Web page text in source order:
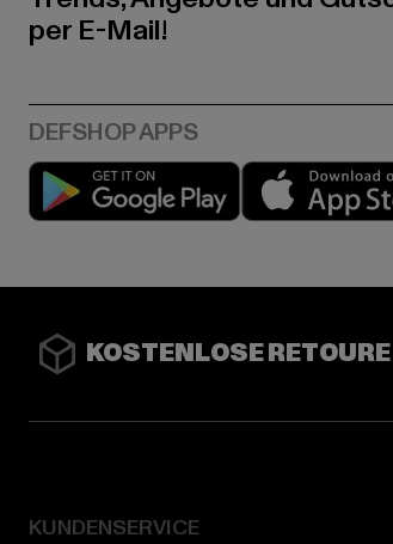
per E-Mail!
Play market
KOSTENLOSE RETOURE
KUNDENSERVICE